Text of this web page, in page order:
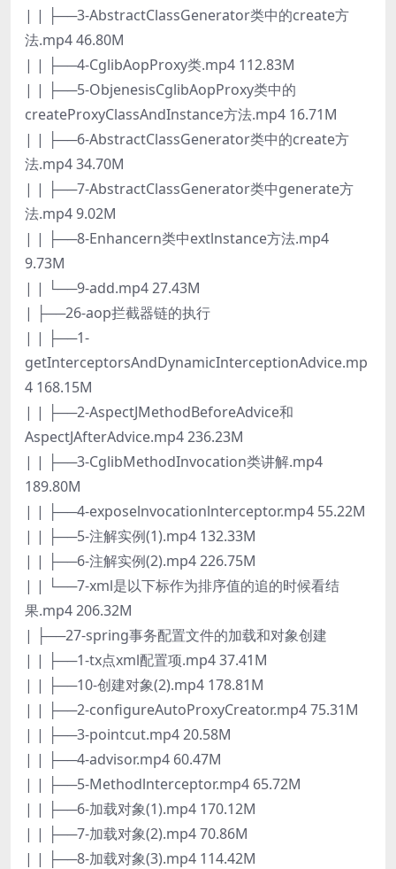
| | ├──3-AbstractClassGenerator类中的create方
法.mp4 46.80M
| | ├──4-CglibAopProxy类.mp4 112.83M
| | ├──5-ObjenesisCglibAopProxy类中的
createProxyClassAndInstance方法.mp4 16.71M
| | ├──6-AbstractClassGenerator类中的create方
法.mp4 34.70M
| | ├──7-AbstractClassGenerator类中generate方
法.mp4 9.02M
| | ├──8-Enhancern类中extlnstance方法.mp4
9.73M
| | └──9-add.mp4 27.43M
| ├──26-aop拦截器链的执行
| | ├──1-
getInterceptorsAndDynamicInterceptionAdvice.mp
4 168.15M
| | ├──2-AspectJMethodBeforeAdvice和
AspectJAfterAdvice.mp4 236.23M
| | ├──3-CglibMethodInvocation类讲解.mp4
189.80M
| | ├──4-exposelnvocationlnterceptor.mp4 55.22M
| | ├──5-注解实例(1).mp4 132.33M
| | ├──6-注解实例(2).mp4 226.75M
| | └──7-xml是以下标作为排序值的追的时候看结
果.mp4 206.32M
| ├──27-spring事务配置文件的加载和对象创建
| | ├──1-tx点xml配置项.mp4 37.41M
| | ├──10-创建对象(2).mp4 178.81M
| | ├──2-configureAutoProxyCreator.mp4 75.31M
| | ├──3-pointcut.mp4 20.58M
| | ├──4-advisor.mp4 60.47M
| | ├──5-Methodlnterceptor.mp4 65.72M
| | ├──6-加载对象(1).mp4 170.12M
| | ├──7-加载对象(2).mp4 70.86M
| | ├──8-加载对象(3).mp4 114.42M